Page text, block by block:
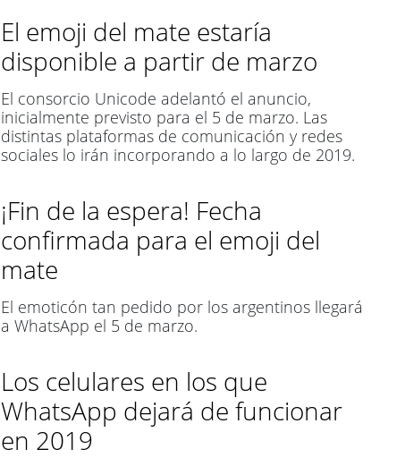
El emoji del mate estaría
disponible a partir de marzo
El consorcio Unicode adelantó el anuncio,
inicialmente previsto para el 5 de marzo. Las
distintas plataformas de comunicación y redes
sociales lo irán incorporando a lo largo de 2019.
¡Fin de la espera! Fecha
confirmada para el emoji del
mate
El emoticón tan pedido por los argentinos llegará
a WhatsApp el 5 de marzo.
Los celulares en los que
WhatsApp dejará de funcionar
en 2019